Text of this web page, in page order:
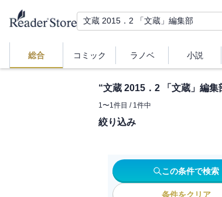
総合 コミック ラノベ 小説
“文蔵 2015．2 「文蔵」編集
1〜1件目 / 1件中
絞り込み
この条件で検索
条件をクリア